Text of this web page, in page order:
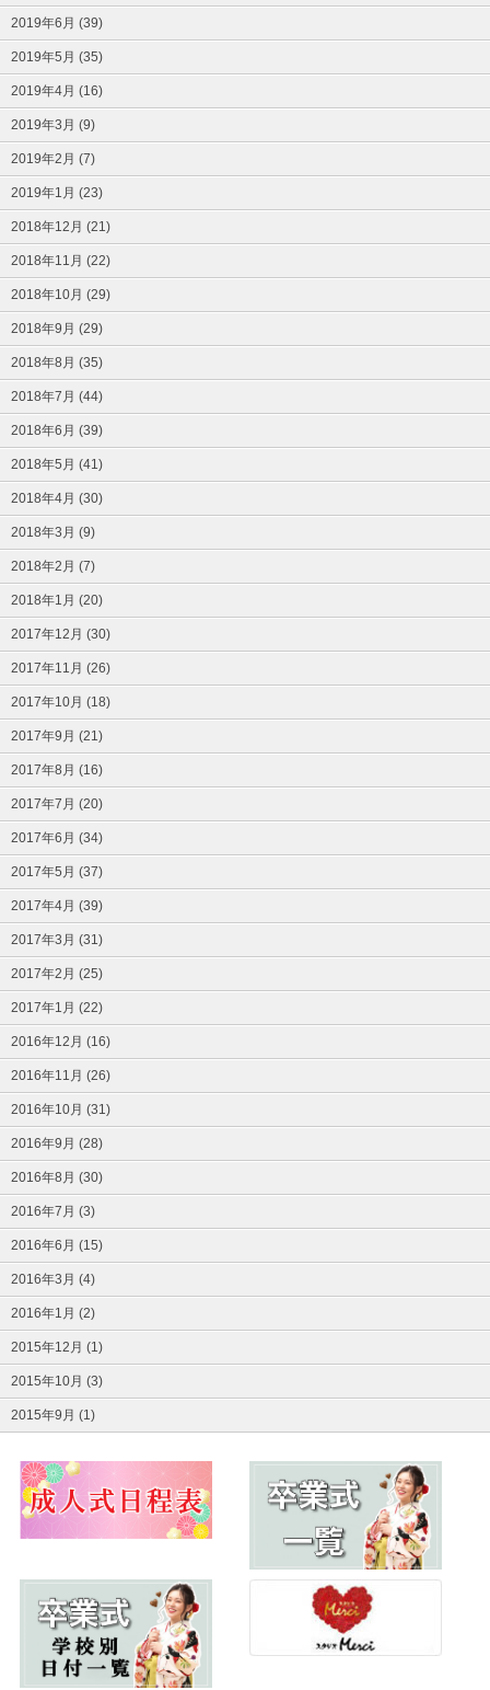
2019年6月 (39)
2019年5月 (35)
2019年4月 (16)
2019年3月 (9)
2019年2月 (7)
2019年1月 (23)
2018年12月 (21)
2018年11月 (22)
2018年10月 (29)
2018年9月 (29)
2018年8月 (35)
2018年7月 (44)
2018年6月 (39)
2018年5月 (41)
2018年4月 (30)
2018年3月 (9)
2018年2月 (7)
2018年1月 (20)
2017年12月 (30)
2017年11月 (26)
2017年10月 (18)
2017年9月 (21)
2017年8月 (16)
2017年7月 (20)
2017年6月 (34)
2017年5月 (37)
2017年4月 (39)
2017年3月 (31)
2017年2月 (25)
2017年1月 (22)
2016年12月 (16)
2016年11月 (26)
2016年10月 (31)
2016年9月 (28)
2016年8月 (30)
2016年7月 (3)
2016年6月 (15)
2016年3月 (4)
2016年1月 (2)
2015年12月 (1)
2015年10月 (3)
2015年9月 (1)